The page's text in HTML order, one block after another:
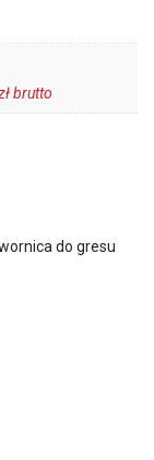
brutto
do gresu